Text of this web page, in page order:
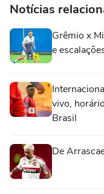
Notícias
Grêmio x
e
vivo,
Brasil
De